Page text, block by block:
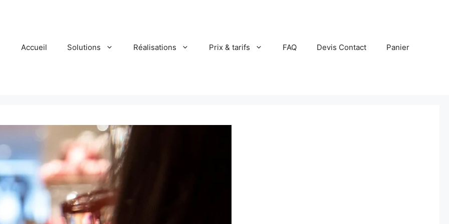
Accueil Solutions Réalisations Prix & tarifs FAQ Devis Contact Panier